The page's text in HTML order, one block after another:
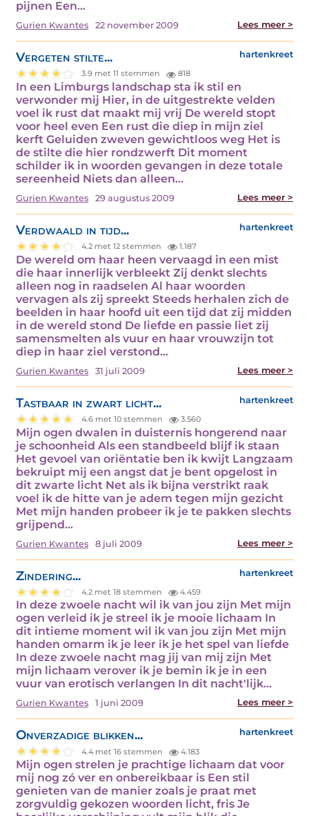
pijnen Een…
Gurien Kwantes 22 november 2009 Lees meer >
Vergeten stilte... hartenkreet
3.9 met 11 stemmen 818
In een Limburgs landschap sta ik stil en
verwonder mij Hier, in de uitgestrekte velden
voel ik rust dat maakt mij vrij De wereld stopt
voor heel even Een rust die diep in mijn ziel
kerft Geluiden zweven gewichtloos weg Het is
de stilte die hier rondzwerft Dit moment
schilder ik in woorden gevangen in deze totale
sereenheid Niets dan alleen…
Gurien Kwantes 29 augustus 2009 Lees meer >
Verdwaald in tijd... hartenkreet
4.2 met 12 stemmen 1.187
De wereld om haar heen vervaagd in een mist
die haar innerlijk verbleekt Zij denkt slechts
alleen nog in raadselen Al haar woorden
vervagen als zij spreekt Steeds herhalen zich de
beelden in haar hoofd uit een tijd dat zij midden
in de wereld stond De liefde en passie liet zij
samensmelten als vuur en haar vrouwzijn tot
diep in haar ziel verstond…
Gurien Kwantes 31 juli 2009 Lees meer >
Tastbaar in zwart licht... hartenkreet
4.6 met 10 stemmen 3.560
Mijn ogen dwalen in duisternis hongerend naar
je schoonheid Als een standbeeld blijf ik staan
Het gevoel van oriëntatie ben ik kwijt Langzaam
bekruipt mij een angst dat je bent opgelost in
dit zwarte licht Net als ik bijna verstrikt raak
voel ik de hitte van je adem tegen mijn gezicht
Met mijn handen probeer ik je te pakken slechts
grijpend…
Gurien Kwantes 8 juli 2009 Lees meer >
Zindering... hartenkreet
4.2 met 18 stemmen 4.459
In deze zwoele nacht wil ik van jou zijn Met mijn
ogen verleid ik je streel ik je mooie lichaam In
dit intieme moment wil ik van jou zijn Met mijn
handen omarm ik je leer ik je het spel van liefde
In deze zwoele nacht mag jij van mij zijn Met
mijn lichaam verover ik je bemin ik je in een
vuur van erotisch verlangen In dit nacht'lijk…
Gurien Kwantes 1 juni 2009 Lees meer >
Onverzadige blikken... hartenkreet
4.4 met 16 stemmen 4.183
Mijn ogen strelen je prachtige lichaam dat voor
mij nog zó ver en onbereikbaar is Een stil
genieten van de manier zoals je praat met
zorgvuldig gekozen woorden licht, fris Je